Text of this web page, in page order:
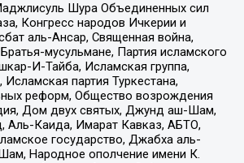
Шура Объединенных сил
Конгресс народов Ичкерии и
аль-Ансар, Священная война,
мусульмане, Партия исламского
И-Тайба, Исламская группа,
партия Туркестана,
реформ, Общество возрождения
Дом двух святых, Джунд аш-Шам,
Аль-Каида, Имарат Кавказ, АБТО,
государство, Джабха аль-
Народное ополчение имени К.